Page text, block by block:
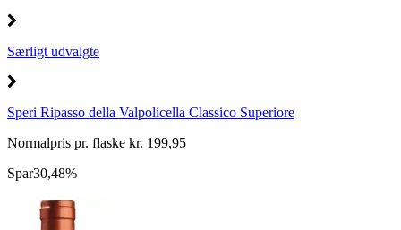
Særligt udvalgte
Speri Ripasso della Valpolicella Classico Superiore
Normalpris pr. flaske kr. 199,95
Spar30,48%